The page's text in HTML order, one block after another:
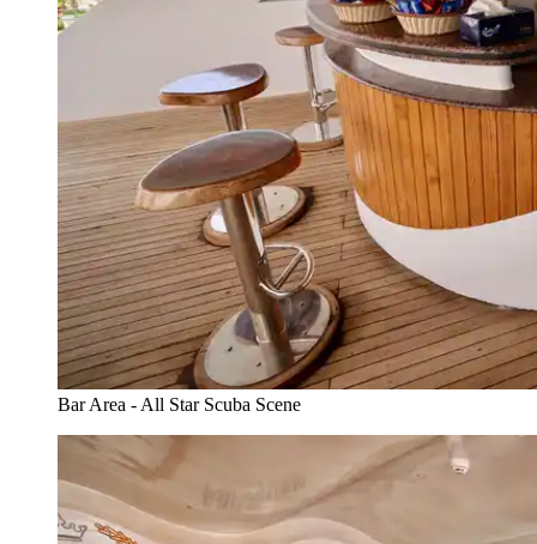
Bar Area - All Star Scuba Scene